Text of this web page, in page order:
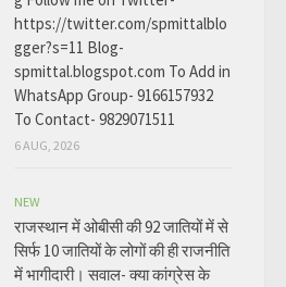
https://twitter.com/spmittalblo
gger?s=11 Blog-
spmittal.blogspot.com To Add in
WhatsApp Group- 9166157932
To Contact- 9829071511
6 AUG, 2026
NEW
राजस्थान में ओबीसी की 92 जातियों में से
सिर्फ 10 जातियों के लोगों की ही राजनीति
में भागीदारी। सवाल- क्या कांग्रेस के